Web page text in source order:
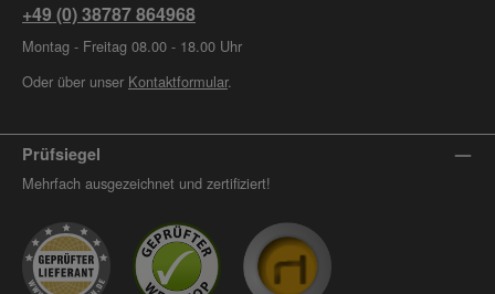
+49 (0) 38787 864968
Montag - Freitag 08.00 - 18.00 Uhr
Oder über unser Kontaktformular.
Prüfsiegel
Mehrfach ausgezeichnet und zertifiziert!